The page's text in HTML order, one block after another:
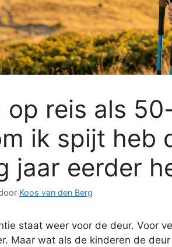
op reis als
ik spijt heb
jaar eerder
Koos van den Berg
staat weer voor de deur. Voor
Maar wat als de kinderen de